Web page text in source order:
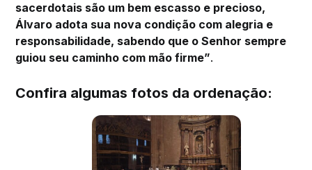
sacerdotais são um bem escasso e precioso,
Álvaro adota sua nova condição com alegria e
responsabilidade, sabendo que o Senhor sempre
guiou seu caminho com mão firme”.
Confira algumas fotos da ordenação: